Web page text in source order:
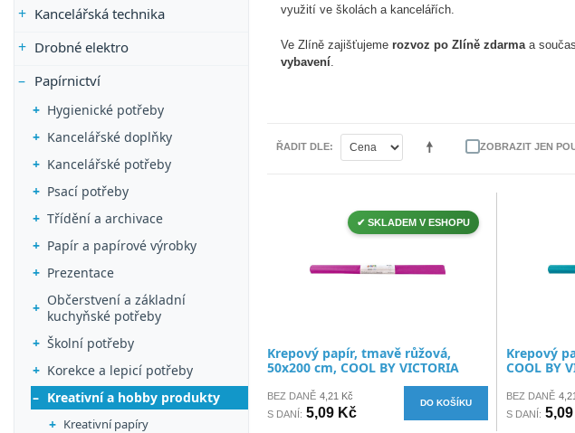
využití ve školách a kancelářích.
Ve Zlíně zajišťujeme rozvoz po Zlíně zdarma a
vybavení
ŘADIT DLE ZOBRAZIT JEN
✔ SKLADEM V ESHOPU
Krepový papír, tmavě růžová,
50x200 cm, COOL BY VICTORIA
BEZ DANĚ 4,21 Kč
S DANÍ: 5,09 Kč
DO KOŠÍKU
Krepový
COOL BY
BEZ DANĚ
S DANÍ:
Kancelářská technika
Drobné elektro
Papírnictví
Hygienické potřeby
Kancelářské doplňky
Kancelářské potřeby
Psací potřeby
Třídění a archivace
Papír a papírové výrobky
Prezentace
Občerstvení a základní
kuchyňské potřeby
Školní potřeby
Korekce a lepicí potřeby
Kreativní a hobby produkty
Kreativní papíry